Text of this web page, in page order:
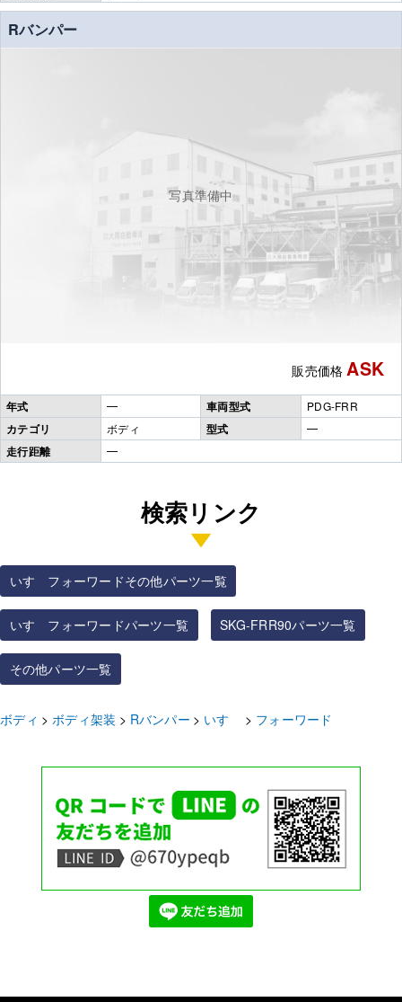
Rバンパー
写真準備中
販売価格 ASK
年式 ━ 車両型式 PDG-FRR
カテゴリ ボディ 型式 ━
走行距離 ━
検索リンク
いすゞフォーワードその他パーツ一覧
いすゞフォーワードパーツ一覧 SKG-FRR90パーツ一覧
その他パーツ一覧
ボディ ボディ架装 Rバンパー いすゞ フォーワード